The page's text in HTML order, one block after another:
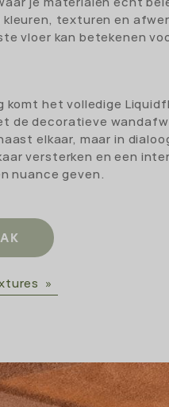
texturen en
vloer kan betekenen
komt het volledige
de decoratieve
elkaar, maar in
versterken en een
nuance geven.